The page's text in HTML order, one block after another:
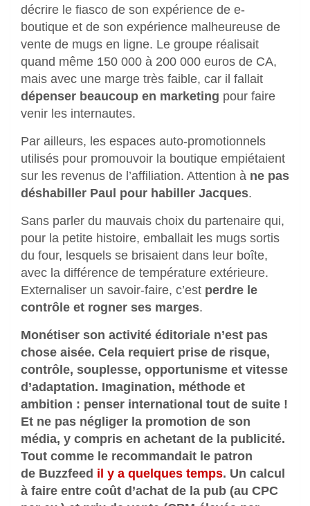
décrire le fiasco de son expérience de e-
boutique et de son expérience malheureuse de
vente de mugs en ligne. Le groupe réalisait
quand même 150 000 à 200 000 euros de CA,
mais avec une marge très faible, car il fallait
dépenser beaucoup en marketing pour faire
venir les internautes.
Par ailleurs, les espaces auto-promotionnels
utilisés pour promouvoir la boutique empiétaient
sur les revenus de l’affiliation. Attention à ne pas
déshabiller Paul pour habiller Jacques.
Sans parler du mauvais choix du partenaire qui,
pour la petite histoire, emballait les mugs sortis
du four, lesquels se brisaient dans leur boîte,
avec la différence de température extérieure.
Externaliser un savoir-faire, c’est perdre le
contrôle et rogner ses marges.
Monétiser son activité éditoriale n’est pas
chose aisée. Cela requiert prise de risque,
contrôle, souplesse, opportunisme et vitesse
d’adaptation. Imagination, méthode et
ambition : penser international tout de suite !
Et ne pas négliger la promotion de son
média, y compris en achetant de la publicité.
Tout comme le recommandait le patron
de Buzzfeed il y a quelques temps. Un calcul
à faire entre coût d’achat de la pub (au CPC